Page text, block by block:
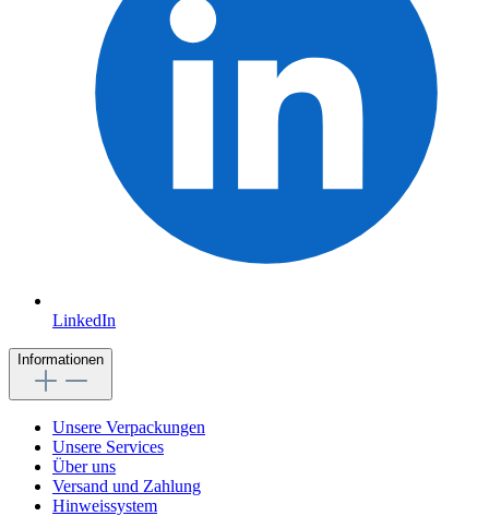
LinkedIn
Informationen
Unsere Verpackungen
Unsere Services
Über uns
Versand und Zahlung
Hinweissystem